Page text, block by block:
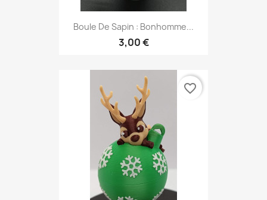
Boule De Sapin : Bonhomme...
3,00 €
favorite_border